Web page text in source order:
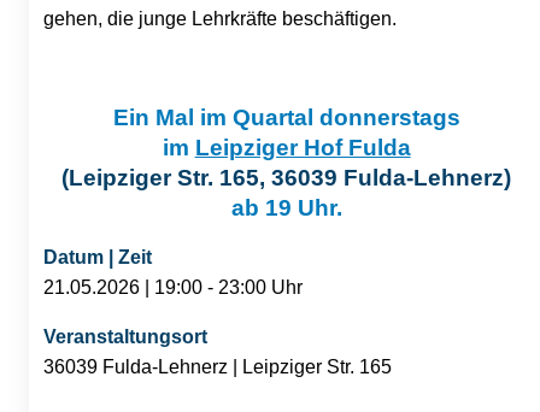
gehen, die junge Lehrkräfte beschäftigen.
Ein Mal im Quartal donnerstags
im Leipziger Hof Fulda
(Leipziger Str. 165, 36039 Fulda-Lehnerz)
ab 19 Uhr.
Datum | Zeit
21.05.2026 | 19:00 - 23:00 Uhr
Veranstaltungsort
36039 Fulda-Lehnerz | Leipziger Str. 165